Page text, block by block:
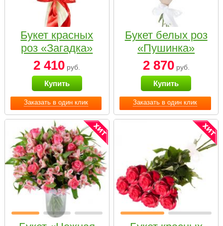
Заказать в один клик
Букет красных
роз «Загадка»
2 410 руб.
Купить
Заказать в один клик
Букет белых роз
«Пушинка»
2 870руб.
Купить